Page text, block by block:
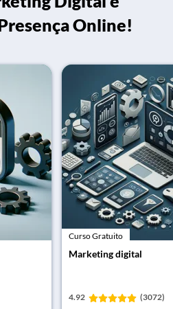
Online!
Curso Gratuito
Marketing digital
4.92
(3072)